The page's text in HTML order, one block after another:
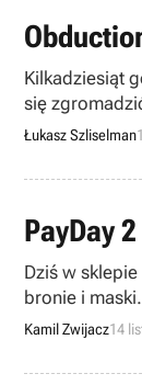
Kilkadziesiąt
się
Łukasz Szliselman
PayDay
Dziś w
bronie i maski.
Kamil Zwijacz14